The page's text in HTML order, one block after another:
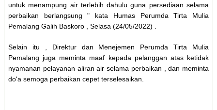
untuk menampung air terlebih dahulu guna persediaan selama
perbaikan berlangsung " kata Humas Perumda Tirta Mulia
Pemalang Galih Baskoro , Selasa (24/05/2022) .
Selain itu , Direktur dan Menejemen Perumda Tirta Mulia
Pemalang juga meminta maaf kepada pelanggan atas ketidak
nyamanan pelayanan aliran air selama perbaikan , dan meminta
do'a semoga perbaikan cepet terselesaikan.